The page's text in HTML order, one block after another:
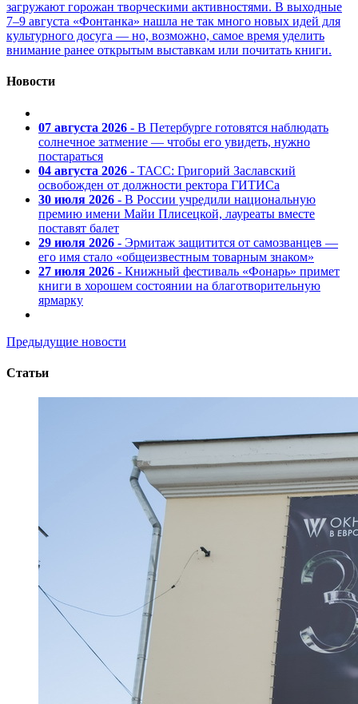
загружают горожан творческими активностями. В выходные
7–9 августа «Фонтанка» нашла не так много новых идей для
культурного досуга — но, возможно, самое время уделить
внимание ранее открытым выставкам или почитать книги.
Новости
07 августа 2026 - В Петербурге готовятся наблюдать
солнечное затмение — чтобы его увидеть, нужно
постараться
04 августа 2026 - ТАСС: Григорий Заславский
освобожден от должности ректора ГИТИСа
30 июля 2026 - В России учредили национальную
премию имени Майи Плисецкой, лауреаты вместе
поставят балет
29 июля 2026 - Эрмитаж защитится от самозванцев —
его имя стало «общеизвестным товарным знаком»
27 июля 2026 - Книжный фестиваль «Фонарь» примет
книги в хорошем состоянии на благотворительную
ярмарку
Предыдущие новости
Статьи